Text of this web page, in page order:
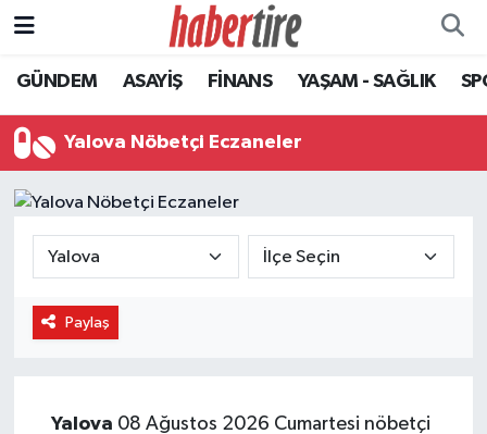
GÜNDEM ASAYİŞ FİNANS YAŞAM - SAĞLIK
Yalova Nöbetçi Eczaneler
Paylaş
Yalova 08 Ağustos 2026 Cumartesi nöbetçi
Tire Nöbetçi Eczaneler
Tire Hava Durumu
Tire Trafik Yoğunluk Haritası
Süper Lig Puan Durumu ve Fikstür
Tüm Manşetler
Haber Arşivi